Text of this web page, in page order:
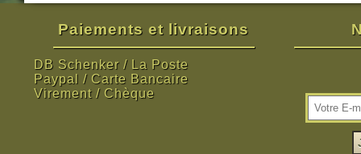
Paiements et livraisons
DB Schenker / La Poste
Paypal / Carte Bancaire
Virement / Chèque